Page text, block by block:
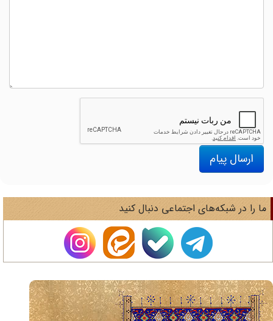
ارسال پیام
را در شبکه‌های اجتماعی دنبال کنید